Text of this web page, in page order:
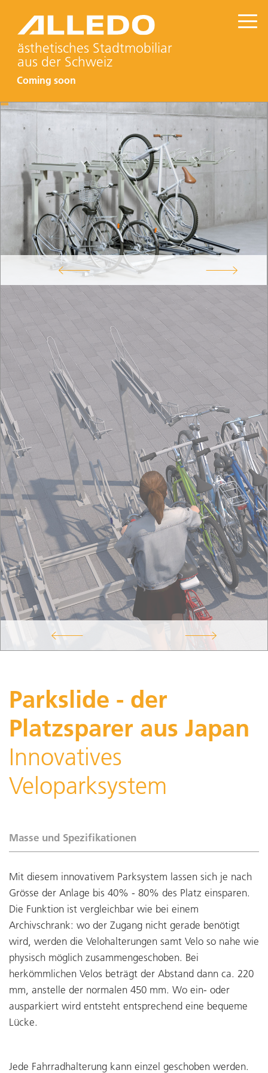
ästhetisches Stadtmobiliar
aus der Schweiz
Coming soon
Parkslide - der
Platzsparer aus Japan
Innovatives
Veloparksystem
Masse und Spezifikationen
Mit diesem innovativem Parksystem lassen sich je nach
Grösse der Anlage bis 40% - 80% des Platz einsparen.
Die Funktion ist vergleichbar wie bei einem
Archivschrank: wo der Zugang nicht gerade benötigt
wird, werden die Velohalterungen samt Velo so nahe wie
physisch möglich zusammengeschoben. Bei
herkömmlichen Velos beträgt der Abstand dann ca. 220
mm, anstelle der normalen 450 mm. Wo ein- oder
ausparkiert wird entsteht entsprechend eine bequeme
Lücke.
Jede Fahrradhalterung kann einzel geschoben werden.